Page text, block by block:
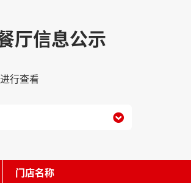
厅信息公示
行查看

门店名称